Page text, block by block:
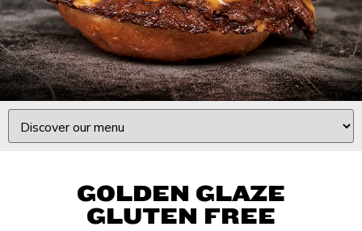
GOLDEN GLAZE
GLUTEN FREE